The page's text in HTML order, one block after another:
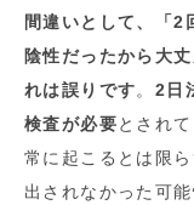
間違いとして、「2
陰性だったから大
れは誤りです。 2日
検査が必要とされ
常に起こるとは限
出されなかった可